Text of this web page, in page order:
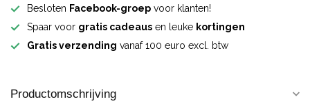
Besloten Facebook-groep voor klanten!
Spaar voor gratis cadeaus en leuke kortingen
Gratis verzending vanaf 100 euro excl. btw
Productomschrijving